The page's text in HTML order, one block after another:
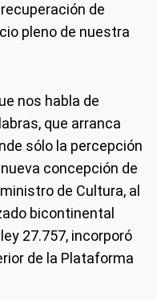
de
pleno de nuestra
nos habla de
que arranca
sólo la percepción
concepción de
de Cultura, al
bicontinental
27.757, incorporó
de la Plataforma